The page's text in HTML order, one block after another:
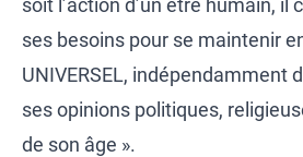
soit l’action d’un être humain, il
ses besoins pour se maintenir
UNIVERSEL, indépendamment
ses opinions politiques,
de son âge ».